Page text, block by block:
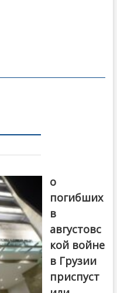
о
погибших
в
августовс
кой войне
в Грузии
приспуст